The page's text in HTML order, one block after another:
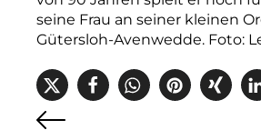
seine Frau an seiner kleinen
Gütersloh-Avenwedde. Foto: